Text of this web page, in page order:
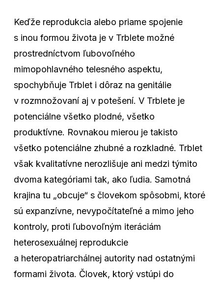
Keďže reprodukcia alebo priame spojenie
s inou formou života je v Trblete možné
prostredníctvom ľubovoľného
mimopohlavného telesného aspektu,
spochybňuje Trblet i dôraz na genitálie
v rozmnožovaní aj v potešení. V Trblete je
potenciálne všetko plodné, všetko
produktívne. Rovnakou mierou je takisto
všetko potenciálne zhubné a rozkladné. Trblet
však kvalitatívne nerozlišuje ani medzi týmito
dvoma kategóriami tak, ako ľudia. Samotná
krajina tu „obcuje“ s človekom spôsobmi, ktoré
sú expanzívne, nevypočítateľné a mimo jeho
kontroly, proti ľubovoľným iteráciám
heterosexuálnej reprodukcie
a heteropatriarchálnej autority nad ostatnými
formami života. Človek, ktorý vstúpi do